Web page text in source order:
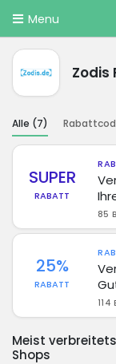
Menu
Alle (7)
SUPER
RABATT
85
25%
RABATT
114
Meist
Shops